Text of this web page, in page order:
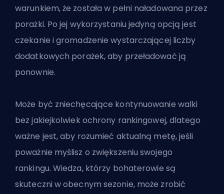
warunkiem, że została w pełni naładowana przez
porażki. Po jej wykorzystaniu jedyną opcją jest
czekanie i gromadzenie wystarczającej liczby
dodatkowych porażek, aby przeładować ją
ponownie.
Może być zniechęcające kontynuowanie walki
bez jakiejkolwiek ochrony rankingowej, dlatego
ważne jest, aby rozumieć aktualną metę, jeśli
poważnie myślisz o zwiększeniu swojego
rankingu. Wiedza, którzy bohaterowie są
skuteczni w obecnym sezonie, może zrobić